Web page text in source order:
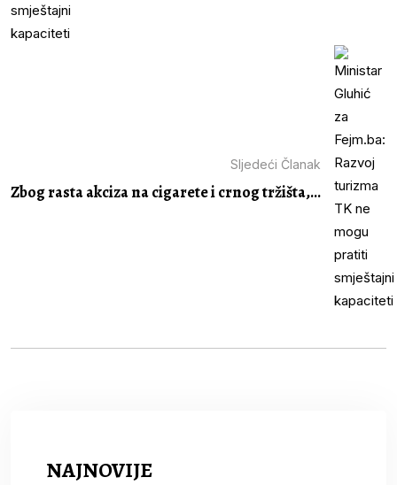
Sljedeći Članak
Zbog rasta akciza na cigarete i crnog tržišta,...
NAJNOVIJE